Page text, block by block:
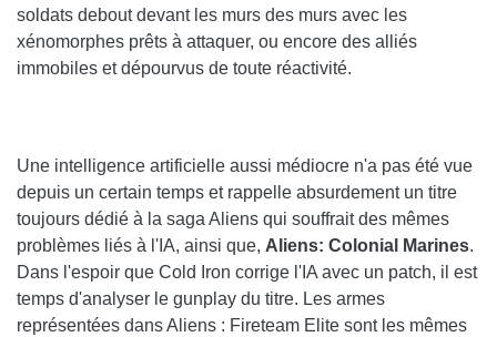
soldats debout devant les murs des murs avec les
xénomorphes prêts à attaquer, ou encore des alliés
immobiles et dépourvus de toute réactivité.
Une intelligence artificielle aussi médiocre n'a pas été vue
depuis un certain temps et rappelle absurdement un titre
toujours dédié à la saga Aliens qui souffrait des mêmes
problèmes liés à l'IA, ainsi que, Aliens: Colonial Marines.
Dans l'espoir que Cold Iron corrige l'IA avec un patch, il est
temps d'analyser le gunplay du titre. Les armes
représentées dans Aliens : Fireteam Elite sont les mêmes